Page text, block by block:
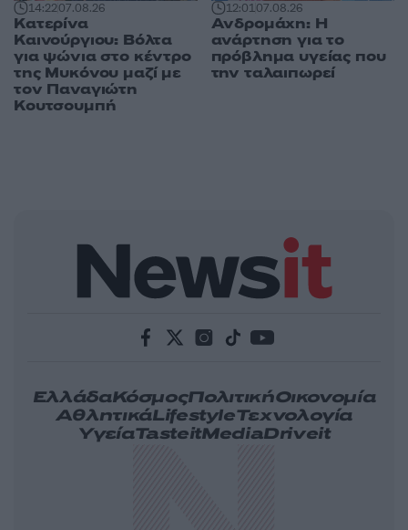
14:2207.08.26
Κατερίνα
Καινούργιου: Βόλτα
για ψώνια στο κέντρο
της Μυκόνου μαζί με
τον Παναγιώτη
Κουτσουμπή
12:0107.08.26
Ανδρομάχη: Η
ανάρτηση για το
πρόβλημα υγείας που
την ταλαιπωρεί
ΕλλάδαΚόσμοςΠολιτικήΟικονομία
ΑθλητικάLifestyleΤεχνολογία
ΥγείαTasteitMediaDriveit